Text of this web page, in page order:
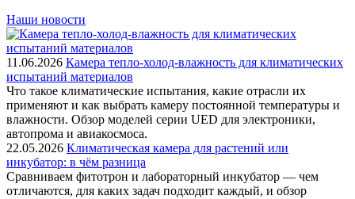
Наши новости
11.06.2026 Камера тепло-холод-влажность для климатических
испытаний материалов
Что такое климатические испытания, какие отрасли их
применяют и как выбрать камеру постоянной температуры и
влажности. Обзор моделей серии UED для электроники,
автопрома и авиакосмоса.
22.05.2026 Климатическая камера для растений или
инкубатор: в чём разница
Сравниваем фитотрон и лабораторный инкубатор — чем
отличаются, для каких задач подходит каждый, и обзор